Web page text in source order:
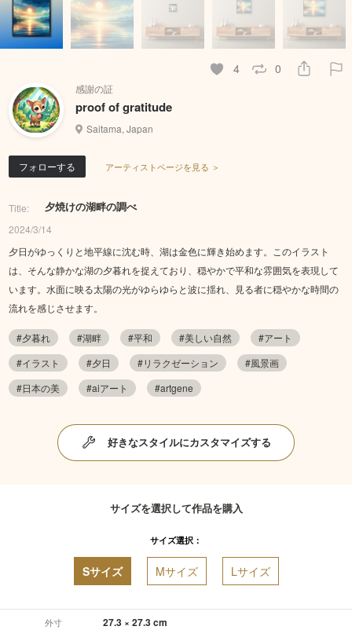
4 0
感謝の証
proof of gratitude
Saitama, Japan
フォローする アーティストページを見る ＞
Title: 夕焼けの湖畔の調べ
2024/3/14
夕日がゆっくりと地平線に沈む時、湖は金色に輝き始めます。このイラスト
は、そんな静かな湖の夕暮れを捉えており、穏やかで平和な雰囲気を表現して
います。水面に映る太陽の光がゆらゆらと波に揺れ、見る者に穏やかな時間の
流れを感じさせます。
#夕暮れ #湖畔 #平和 #美しい自然
#アート
#イラスト
#夕日 #リラクゼーション
#風景画
#日本の美
#aiアート #artgene
好きなスタイルにカスタマイズする
サイズを選択して作品を購入
サイズ選択：
Sサイズ Mサイズ Lサイズ
外寸 27.3 × 27.3 cm